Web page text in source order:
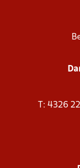
T: 4326